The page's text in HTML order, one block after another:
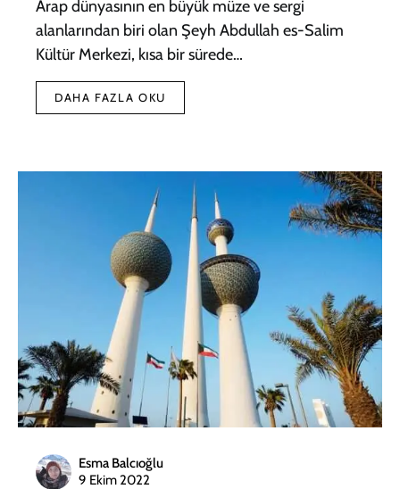
Arap dünyasının en büyük müze ve sergi
alanlarından biri olan Şeyh Abdullah es-Salim
Kültür Merkezi, kısa bir sürede…
DAHA FAZLA OKU
Esma Balcıoğlu
9 Ekim 2022